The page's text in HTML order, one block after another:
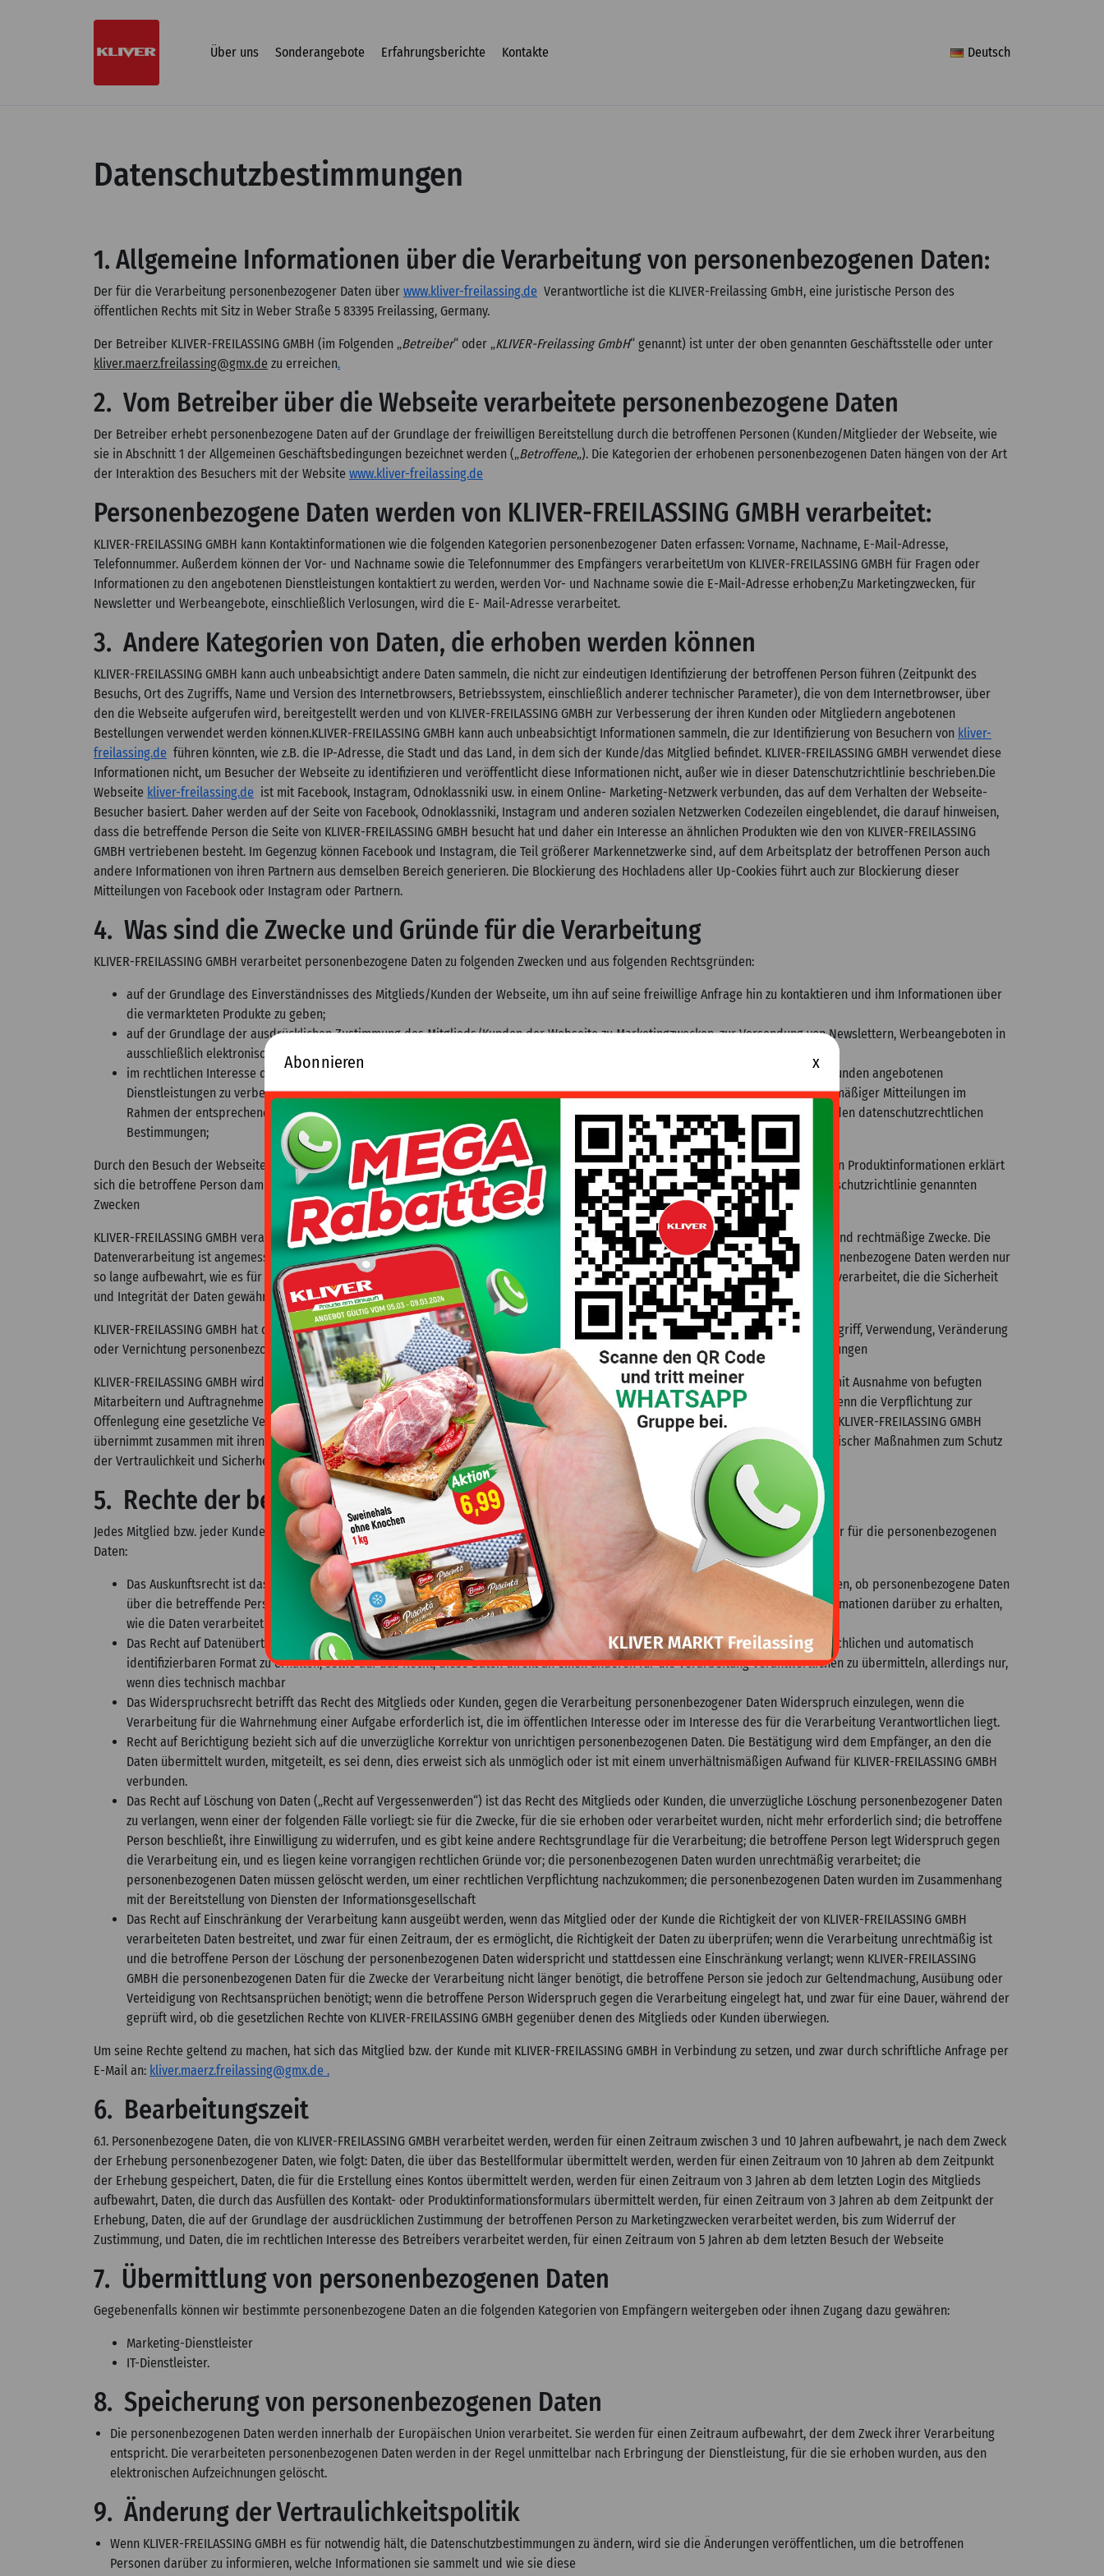
Über uns Sonderangebote Erfahrungsberichte Kontakte Deutsch
Datenschutzbestimmungen
1. Allgemeine Informationen über die Verarbeitung von personenbezogenen Daten:
Der für die Verarbeitung personenbezogener Daten über www.kliver-freilassing.de Verantwortliche ist die KLIVER-Freilassing GmbH, eine juristische Person des
öffentlichen Rechts mit Sitz in Weber Straße 5 83395 Freilassing, Germany.
Der Betreiber KLIVER-FREILASSING GMBH (im Folgenden „Betreiber“ oder „KLIVER-Freilassing GmbH“ genannt) ist unter der oben genannten Geschäftsstelle oder unter
kliver.maerz.freilassing@gmx.de zu erreichen.
2. Vom Betreiber über die Webseite verarbeitete personenbezogene Daten
Der Betreiber erhebt personenbezogene Daten auf der Grundlage der freiwilligen Bereitstellung durch die betroffenen Personen (Kunden/Mitglieder der Webseite, wie
sie in Abschnitt 1 der Allgemeinen Geschäftsbedingungen bezeichnet werden („Betroffene„). Die Kategorien der erhobenen personenbezogenen Daten hängen von der Art
der Interaktion des Besuchers mit der Website www.kliver-freilassing.de
Personenbezogene Daten werden von KLIVER-FREILASSING GMBH verarbeitet:
KLIVER-FREILASSING GMBH kann Kontaktinformationen wie die folgenden Kategorien personenbezogener Daten erfassen: Vorname, Nachname, E-Mail-Adresse,
Telefonnummer. Außerdem können der Vor- und Nachname sowie die Telefonnummer des Empfängers verarbeitetUm von KLIVER-FREILASSING GMBH für Fragen oder
Informationen zu den angebotenen Dienstleistungen kontaktiert zu werden, werden Vor- und Nachname sowie die E-Mail-Adresse erhoben;Zu Marketingzwecken, für
Newsletter und Werbeangebote, einschließlich Verlosungen, wird die E- Mail-Adresse verarbeitet.
3. Andere Kategorien von Daten, die erhoben werden können
KLIVER-FREILASSING GMBH kann auch unbeabsichtigt andere Daten sammeln, die nicht zur eindeutigen Identifizierung der betroffenen Person führen (Zeitpunkt des
Besuchs, Ort des Zugriffs, Name und Version des Internetbrowsers, Betriebssystem, einschließlich anderer technischer Parameter), die von dem Internetbrowser, über
den die Webseite aufgerufen wird, bereitgestellt werden und von KLIVER-FREILASSING GMBH zur Verbesserung der ihren Kunden oder Mitgliedern angebotenen
Bestellungen verwendet werden können.KLIVER-FREILASSING GMBH kann auch unbeabsichtigt Informationen sammeln, die zur Identifizierung von Besuchern von kliver-
freilassing.de führen könnten, wie z.B. die IP-Adresse, die Stadt und das Land, in dem sich der Kunde/das Mitglied befindet. KLIVER-FREILASSING GMBH verwendet diese
Informationen nicht, um Besucher der Webseite zu identifizieren und veröffentlicht diese Informationen nicht, außer wie in dieser Datenschutzrichtlinie beschrieben.Die
Webseite kliver-freilassing.de ist mit Facebook, Instagram, Odnoklassniki usw. in einem Online- Marketing-Netzwerk verbunden, das auf dem Verhalten der Webseite-
Besucher basiert. Daher werden auf der Seite von Facebook, Odnoklassniki, Instagram und anderen sozialen Netzwerken Codezeilen eingeblendet, die darauf hinweisen,
dass die betreffende Person die Seite von KLIVER-FREILASSING GMBH besucht hat und daher ein Interesse an ähnlichen Produkten wie den von KLIVER-FREILASSING
GMBH vertriebenen besteht. Im Gegenzug können Facebook und Instagram, die Teil größerer Markennetzwerke sind, auf dem Arbeitsplatz der betroffenen Person auch
andere Informationen von ihren Partnern aus demselben Bereich generieren. Die Blockierung des Hochladens aller Up-Cookies führt auch zur Blockierung dieser
Mitteilungen von Facebook oder Instagram oder Partnern.
4. Was sind die Zwecke und Gründe für die Verarbeitung
KLIVER-FREILASSING GMBH verarbeitet personenbezogene Daten zu folgenden Zwecken und aus folgenden Rechtsgründen:
auf der Grundlage des Einverständnisses des Mitglieds/Kunden der Webseite, um ihn auf seine freiwillige Anfrage hin zu kontaktieren und ihm Informationen über
die vermarkteten Produkte zu geben;
auf der Grundlage der ausdrücklichen Zustimmung des Mitglieds/Kunden der Webseite zu Marketingzwecken, zur Versendung von Newslettern, Werbeangeboten in
ausschließlich elektronischem Format;
im rechtlichen Interesse des Betreibers die in Art. 2 und Art. 3 genannten personenbezogenen Daten, um die den Mitgliedern oder Kunden angebotenen
Dienstleistungen zu verbessern, einschließlich, aber nicht beschränkt auf die Kontaktaufnahme mit ihnen für die Übermittlung regelmäßiger Mitteilungen im
Rahmen der entsprechenden Beziehung zwischen KLIVER-FREILASSING GMBH und dem Kunden/Mitglied unter Einhaltung der geltenden datenschutzrechtlichen
Bestimmungen;
Durch den Besuch der Webseite, das Anlegen eines Kontos oder das Ausfüllen von Kontaktformularen oder Formularen zur Anforderung von Produktinformationen erklärt
sich die betroffene Person damit einverstanden, dass KLIVER-FREILASSING GMBH ihre personenbezogenen Daten gemäß den in der Datenschutzrichtlinie genannten
Zwecken
KLIVER-FREILASSING GMBH verarbeitet Daten rechtmäßig, fair und transparent. Die Datenverarbeitung erfolgt für festgelegte, eindeutige und rechtmäßige Zwecke. Die
Datenverarbeitung ist angemessen und beschränkt sich auf die Notwendigkeit, den Zweck zu erreichen, für den sie erhoben wurden. Personenbezogene Daten werden nur
so lange aufbewahrt, wie es für die Erreichung der Zwecke, für die sie verarbeitet werden, erforderlich ist, und sie werden in einer Weise verarbeitet, die die Sicherheit
und Integrität der Daten gewährleistet. Es findet keine Datenübermittlung ohne entsprechende Vorsichtsmaßnahmen
KLIVER-FREILASSING GMBH hat die notwendigen organisatorischen und sicherheitstechnischen Maßnahmen zum Schutz vor unbefugtem Zugriff, Verwendung, Veränderung
oder Vernichtung personenbezogener Daten in Übereinstimmung mit den geltenden internationalen und nationalen gesetzlichen Bestimmungen
KLIVER-FREILASSING GMBH wird die über die Webseite erhobenen personenbezogenen Daten nicht weitergeben ankliver-freilassing.de
, mit Ausnahme von befugten
Mitarbeitern und Auftragnehmern/Partnern, die befugt sind, diese Daten im Auftrag von KLIVER-FREILASSING GMBH zu verarbeiten, oder wenn die Verpflichtung zur
Offenlegung eine gesetzliche Verpflichtung von KLIVER-FREILASSING GMBH oder ihren Mitarbeitern oder Auftragnehmern/Partnern ist. Die KLIVER-FREILASSING GMBH
übernimmt zusammen mit ihren Mitarbeitern (Beauftragten) die Verantwortung für die Umsetzung geeigneter technischer und organisatorischer Maßnahmen zum Schutz
der Vertraulichkeit und Sicherheit personenbezogener Daten.
5. Rechte der betroffenen Person:
Jedes Mitglied bzw. jeder Kunde hat als betroffene Person die folgenden Rechte gegenüber KLIVER-FREILASSING GMBH als Verantwortlicher für die personenbezogenen
Daten:
Das Auskunftsrecht ist das Recht des Mitglieds oder des Kunden, von KLIVER-FREILASSING GMBH eine Bestätigung darüber zu erhalten, ob personenbezogene Daten
über die betreffende Person verarbeitet werden oder nicht, und, wenn dies der Fall ist, Zugang zu den betreffenden Daten und Informationen darüber zu erhalten,
wie die Daten verarbeitet
Das Recht auf Datenübertragbarkeit bezieht sich auf das Recht, personenbezogene Daten in einem strukturierten, allgemein gebräuchlichen und automatisch
identifizierbaren Format zu erhalten, sowie auf das Recht, diese Daten direkt an einen anderen für die Verarbeitung Verantwortlichen zu übermitteln, allerdings nur,
wenn dies technisch machbar
Das Widerspruchsrecht betrifft das Recht des Mitglieds oder Kunden, gegen die Verarbeitung personenbezogener Daten Widerspruch einzulegen, wenn die
Verarbeitung für die Wahrnehmung einer Aufgabe erforderlich ist, die im öffentlichen Interesse oder im Interesse des für die Verarbeitung Verantwortlichen liegt.
Recht auf Berichtigung bezieht sich auf die unverzügliche Korrektur von unrichtigen personenbezogenen Daten. Die Bestätigung wird dem Empfänger, an den die
Daten übermittelt wurden, mitgeteilt, es sei denn, dies erweist sich als unmöglich oder ist mit einem unverhältnismäßigen Aufwand für KLIVER-FREILASSING GMBH
verbunden.
Das Recht auf Löschung von Daten („Recht auf Vergessenwerden“) ist das Recht des Mitglieds oder Kunden, die unverzügliche Löschung personenbezogener Daten
zu verlangen, wenn einer der folgenden Fälle vorliegt: sie für die Zwecke, für die sie erhoben oder verarbeitet wurden, nicht mehr erforderlich sind; die betroffene
Person beschließt, ihre Einwilligung zu widerrufen, und es gibt keine andere Rechtsgrundlage für die Verarbeitung; die betroffene Person legt Widerspruch gegen
die Verarbeitung ein, und es liegen keine vorrangigen rechtlichen Gründe vor; die personenbezogenen Daten wurden unrechtmäßig verarbeitet; die
personenbezogenen Daten müssen gelöscht werden, um einer rechtlichen Verpflichtung nachzukommen; die personenbezogenen Daten wurden im Zusammenhang
mit der Bereitstellung von Diensten der Informationsgesellschaft
Das Recht auf Einschränkung der Verarbeitung kann ausgeübt werden, wenn das Mitglied oder der Kunde die Richtigkeit der von KLIVER-FREILASSING GMBH
verarbeiteten Daten bestreitet, und zwar für einen Zeitraum, der es ermöglicht, die Richtigkeit der Daten zu überprüfen; wenn die Verarbeitung unrechtmäßig ist
und die betroffene Person der Löschung der personenbezogenen Daten widerspricht und stattdessen eine Einschränkung verlangt; wenn KLIVER-FREILASSING
GMBH die personenbezogenen Daten für die Zwecke der Verarbeitung nicht länger benötigt, die betroffene Person sie jedoch zur Geltendmachung, Ausübung oder
Verteidigung von Rechtsansprüchen benötigt; wenn die betroffene Person Widerspruch gegen die Verarbeitung eingelegt hat, und zwar für eine Dauer, während der
geprüft wird, ob die gesetzlichen Rechte von KLIVER-FREILASSING GMBH gegenüber denen des Mitglieds oder Kunden überwiegen.
Um seine Rechte geltend zu machen, hat sich das Mitglied bzw. der Kunde mit KLIVER-FREILASSING GMBH in Verbindung zu setzen, und zwar durch schriftliche Anfrage per
E-Mail an: kliver.maerz.freilassing@gmx.de .
6. Bearbeitungszeit
6.1. Personenbezogene Daten, die von KLIVER-FREILASSING GMBH verarbeitet werden, werden für einen Zeitraum zwischen 3 und 10 Jahren aufbewahrt, je nach dem Zweck
der Erhebung personenbezogener Daten, wie folgt: Daten, die über das Bestellformular übermittelt werden, werden für einen Zeitraum von 10 Jahren ab dem Zeitpunkt
der Erhebung gespeichert, Daten, die für die Erstellung eines Kontos übermittelt werden, werden für einen Zeitraum von 3 Jahren ab dem letzten Login des Mitglieds
aufbewahrt, Daten, die durch das Ausfüllen des Kontakt- oder Produktinformationsformulars übermittelt werden, für einen Zeitraum von 3 Jahren ab dem Zeitpunkt der
Erhebung, Daten, die auf der Grundlage der ausdrücklichen Zustimmung der betroffenen Person zu Marketingzwecken verarbeitet werden, bis zum Widerruf der
Zustimmung, und Daten, die im rechtlichen Interesse des Betreibers verarbeitet werden, für einen Zeitraum von 5 Jahren ab dem letzten Besuch der Webseite
7. Übermittlung von personenbezogenen Daten
Gegebenenfalls können wir bestimmte personenbezogene Daten an die folgenden Kategorien von Empfängern weitergeben oder ihnen Zugang dazu gewähren:
Marketing-Dienstleister
IT-Dienstleister.
8. Speicherung von personenbezogenen Daten
Die personenbezogenen Daten werden innerhalb der Europäischen Union verarbeitet. Sie werden für einen Zeitraum aufbewahrt, der dem Zweck ihrer Verarbeitung
entspricht. Die verarbeiteten personenbezogenen Daten werden in der Regel unmittelbar nach Erbringung der Dienstleistung, für die sie erhoben wurden, aus den
elektronischen Aufzeichnungen gelöscht.
9. Änderung der Vertraulichkeitspolitik
Wenn KLIVER-FREILASSING GMBH es für notwendig hält, die Datenschutzbestimmungen zu ändern, wird sie die Änderungen veröffentlichen, um die betroffenen
Personen darüber zu informieren, welche Informationen sie sammelt und wie sie diese
Abonnieren x